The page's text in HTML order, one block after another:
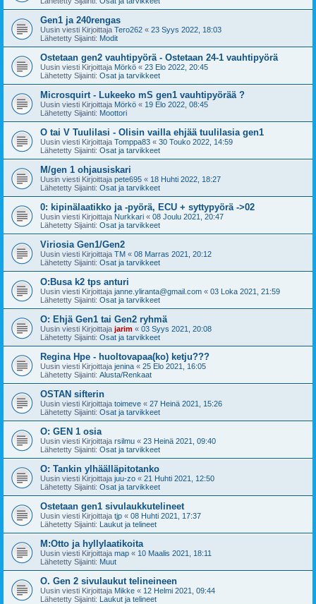
Gen1 ja 240rengas
Uusin viesti Kirjoittaja Tero262 « 23 Syys 2022, 18:03
Lähetetty Sijainti: Modit
Ostetaan gen2 vauhtipyörä - Ostetaan 24-1 vauhtipyörä
Uusin viesti Kirjoittaja Mörkö « 23 Elo 2022, 20:45
Lähetetty Sijainti: Osat ja tarvikkeet
Microsquirt - Lukeeko mS gen1 vauhtipyörää ?
Uusin viesti Kirjoittaja Mörkö « 19 Elo 2022, 08:45
Lähetetty Sijainti: Moottori
O tai V Tuulilasi - Olisin vailla ehjää tuulilasia gen1
Uusin viesti Kirjoittaja Tomppa83 « 30 Touko 2022, 14:59
Lähetetty Sijainti: Osat ja tarvikkeet
M/gen 1 ohjausiskari
Uusin viesti Kirjoittaja pete695 « 18 Huhti 2022, 18:27
Lähetetty Sijainti: Osat ja tarvikkeet
0: kipinälaatikko ja -pyörä, ECU + syttypyörä ->02
Uusin viesti Kirjoittaja Nurkkari « 08 Joulu 2021, 20:47
Lähetetty Sijainti: Osat ja tarvikkeet
Viriosia Gen1/Gen2
Uusin viesti Kirjoittaja TM « 08 Marras 2021, 20:12
Lähetetty Sijainti: Osat ja tarvikkeet
O:Busa k2 tps anturi
Uusin viesti Kirjoittaja janne.yliranta@gmail.com « 03 Loka 2021, 21:59
Lähetetty Sijainti: Osat ja tarvikkeet
O: Ehjä Gen1 tai Gen2 ryhmä
Uusin viesti Kirjoittaja jarim « 03 Syys 2021, 20:08
Lähetetty Sijainti: Osat ja tarvikkeet
Regina Hpe - huoltovapaa(ko) ketju???
Uusin viesti Kirjoittaja jenina « 25 Elo 2021, 16:05
Lähetetty Sijainti: Alusta/Renkaat
OSTAN sifterin
Uusin viesti Kirjoittaja toimeve « 27 Heinä 2021, 15:26
Lähetetty Sijainti: Osat ja tarvikkeet
O: GEN 1 osia
Uusin viesti Kirjoittaja rsilmu « 23 Heinä 2021, 09:40
Lähetetty Sijainti: Osat ja tarvikkeet
O: Tankin ylhäälläpitotanko
Uusin viesti Kirjoittaja juu-zo « 21 Huhti 2021, 12:50
Lähetetty Sijainti: Osat ja tarvikkeet
Ostetaan gen1 sivulaukkutelineet
Uusin viesti Kirjoittaja tjp « 08 Huhti 2021, 17:37
Lähetetty Sijainti: Laukut ja telineet
M:Otto ja hyllylaatikoita
Uusin viesti Kirjoittaja map « 10 Maalis 2021, 18:11
Lähetetty Sijainti: Muut
O. Gen 2 sivulaukut telineineen
Uusin viesti Kirjoittaja Mikke « 12 Helmi 2021, 09:44
Lähetetty Sijainti: Laukut ja telineet